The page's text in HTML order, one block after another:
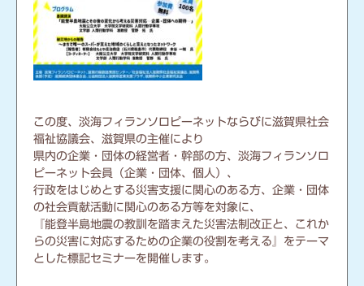
この度、淡海フィランソロピーネットならびに滋賀県社会
福祉協議会、滋賀県の主催により
県内の企業・団体の経営者・幹部の方、淡海フィランソロ
ピーネット会員（企業・団体、個人）、
行政をはじめとする災害支援に関心のある方、企業・団体
の社会貢献活動に関心のある方等を対象に、
『能登半島地震の教訓を踏まえた災害法制改正と、これか
らの災害に対応するための企業の役割を考える』をテーマ
とした標記セミナーを開催します。